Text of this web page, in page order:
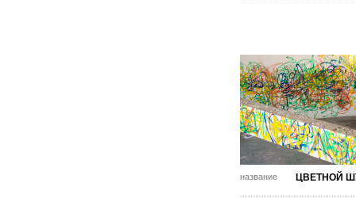
название ЦВЕТНОЙ